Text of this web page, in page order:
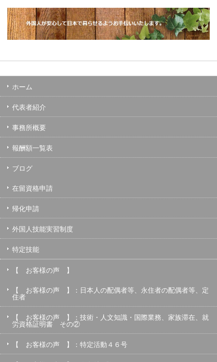
ホーム
代表者紹介
事務所概要
報酬額一覧表
ブログ
在留資格申請
帰化申請
外国人技能実習制度
特定技能
【 お客様の声 】
【 お客様の声 】：日本人の配偶者等、永住者の配偶者等、定
住者
【 お客様の声 】：技術・人文知識・国際業務、家族滞在、就
労資格証明書 その②
【 お客様の声 】：特定活動４６号